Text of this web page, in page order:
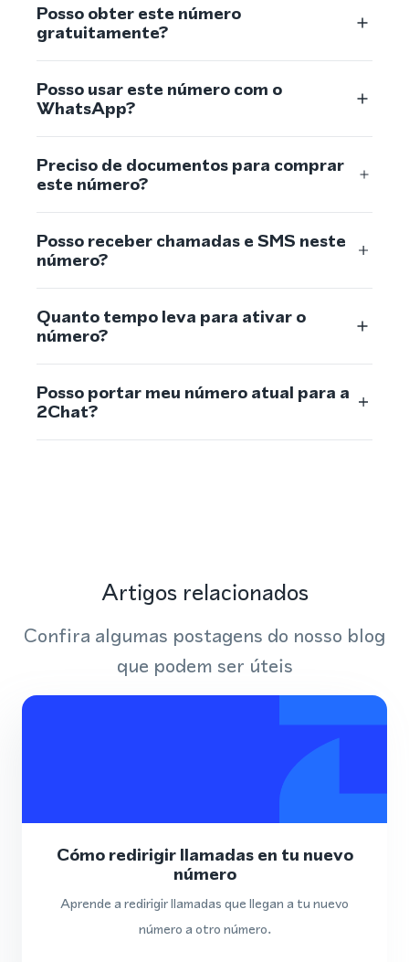
Posso obter este número
gratuitamente?
Posso usar este número com o
WhatsApp?
Preciso de documentos para comprar
este número?
Posso receber chamadas e SMS neste
número?
Quanto tempo leva para ativar o
número?
Posso portar meu número atual para a
2Chat?
Artigos relacionados
Confira algumas postagens do nosso blog
que podem ser úteis
Cómo redirigir llamadas en tu nuevo
número
Aprende a redirigir llamadas que llegan a tu nuevo
número a otro número.